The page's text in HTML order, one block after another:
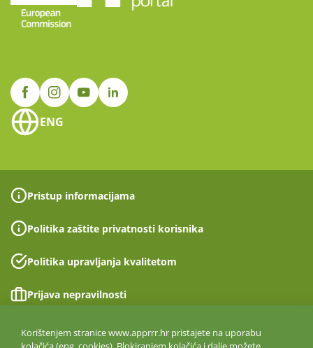
ENG
Pristup informacijama
Politika zaštite privatnosti korisnika
Politika upravljanja kvalitetom
Prijava nepravilnosti
Izjava o pristupačnosti
Korištenjem stranice www.apprrr.hr pristajete na uporabu